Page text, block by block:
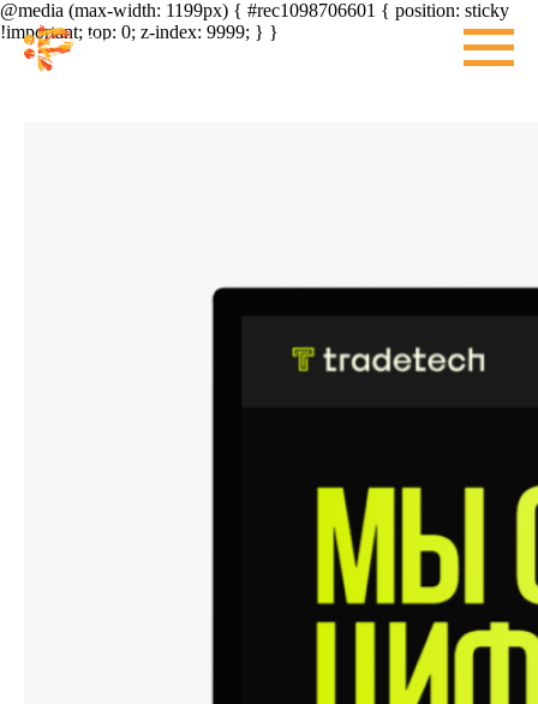
@media (max-width: 1199px) { #rec1098706601 { position: sticky
!important; top: 0; z-index: 9999; } }